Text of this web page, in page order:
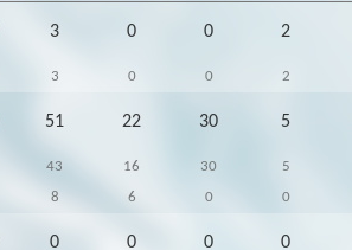
3 0 0 2
3 0 0 2
51 22 30 5
43 16 30 5
8 6 0 0
0 0 0 0